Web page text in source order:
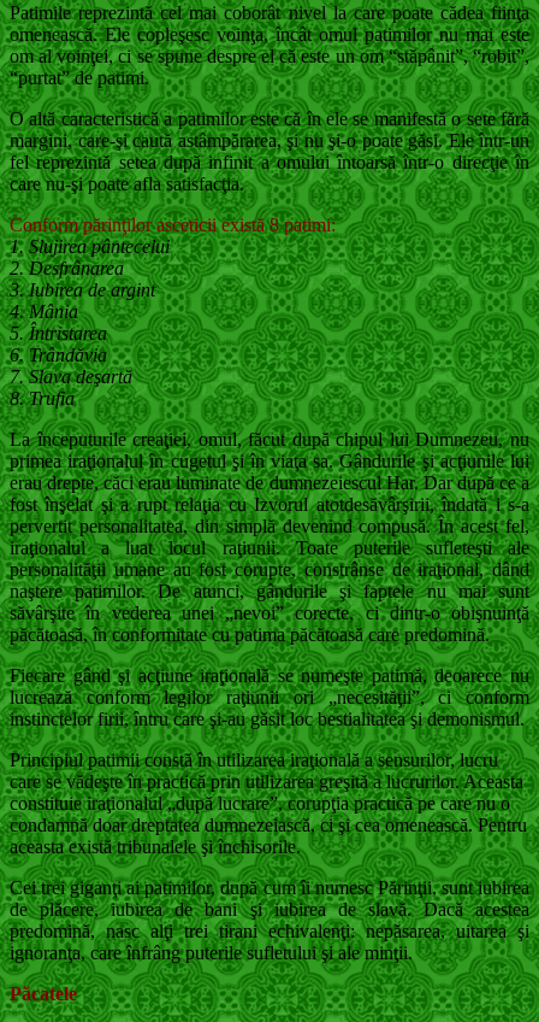
Patimile reprezintă cel mai coborât nivel la care poa­te cădea fiinţa
omenească. Ele copleşesc voinţa, încât omul patimilor nu mai este
om al voinţei, ci se spune despre el că este un om “stăpânit”, “robit”,
“purtat” de patimi.
O altă caracteristică a patimilor este că în ele se mani­festă o sete fără
margini, care-şi caută astâmpărarea, şi nu şi-o poate găsi. Ele într-un
fel reprezintă setea după infinit a omului întoarsă într-o direcţie în
care nu-şi poate afla satisfacţia.
Conform părinţilor asceticii există 8 patimi:
1. Slujirea pântecelui
2. Desfrânarea
3. Iubirea de argint
4. Mânia
5. Întristarea
6. Trândăvia
7. Slava deşartă
8. Trufia
La începuturile creaţiei, omul, făcut după chipul lui Dumnezeu, nu
primea iraţionalul în cugetul şi în viaţa sa. Gândurile şi acţiunile lui
erau drepte, căci erau luminate de dumnezeiescul Har. Dar după ce a
fost înşelat şi a rupt relaţia cu Izvorul atotdesăvârşirii, îndată i s-a
pervertit personalitatea, din simplă devenind compusă. În acest fel,
iraţionalul a luat locul raţiunii. Toate puterile sufleteşti ale
personalităţii umane au fost corupte, constrânse de iraţional, dând
naştere patimilor. De atunci, gândurile şi faptele nu mai sunt
săvârşite în vederea unei „nevoi” corecte, ci dintr-o obişnuinţă
păcătoasă, în conformitate cu patima păcătoasă care predomină.
Fiecare gând şi acţiune iraţională se numeşte patimă, deoarece nu
lucrează conform legilor raţiunii ori „necesităţii”, ci conform
instinctelor firii, întru care şi-au găsit loc bestialitatea şi demonismul.
Principiul patimii constă în utilizarea iraţională a sensurilor, lucru
care se vădeşte în practică prin utilizarea greşită a lucrurilor. Aceasta
constituie iraţionalul „după lucrare”, corupţia practică pe care nu o
condamnă doar dreptatea dumnezeiască, ci şi cea omenească. Pentru
aceasta există tribunalele şi închisorile.
Cei trei giganţi ai patimilor, după cum îi numesc Părinţii, sunt iubirea
de plăcere, iubirea de bani şi iubirea de slavă. Dacă acestea
predomină, nasc alţi trei tirani echivalenţi: nepăsarea, uitarea şi
ignoranţa, care înfrâng puterile sufletului şi ale minţii.
Păcatele